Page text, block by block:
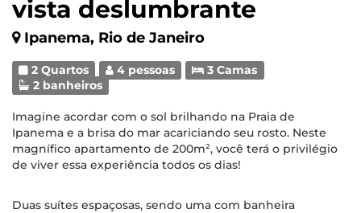
vista deslumbrante
Ipanema, Rio de Janeiro
2 Quartos 4 pessoas
3 Camas
2 banheiros
Imagine acordar com o sol brilhando na Praia de
Ipanema e a brisa do mar acariciando seu rosto. Neste
magnífico apartamento de 200m², você terá o privilégio
de viver essa experiência todos os dias!
Duas suítes espaçosas, sendo uma com banheira